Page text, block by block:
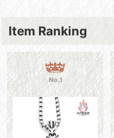
Item Ranking
No.1